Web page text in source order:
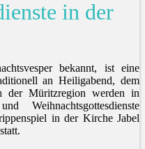
in der
bekannt, ist eine
an Heiligabend, dem
der Müritzregion werden in
Weihnachtsgottesdienste
in der Kirche Jabel